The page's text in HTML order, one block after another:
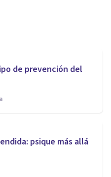
de prevención del
psique más allá